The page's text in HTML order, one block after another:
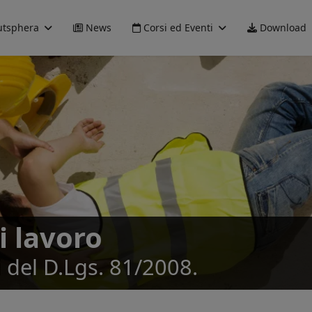
News Corsi ed Eventi Download
lavoro
D.Lgs. 81/2008.